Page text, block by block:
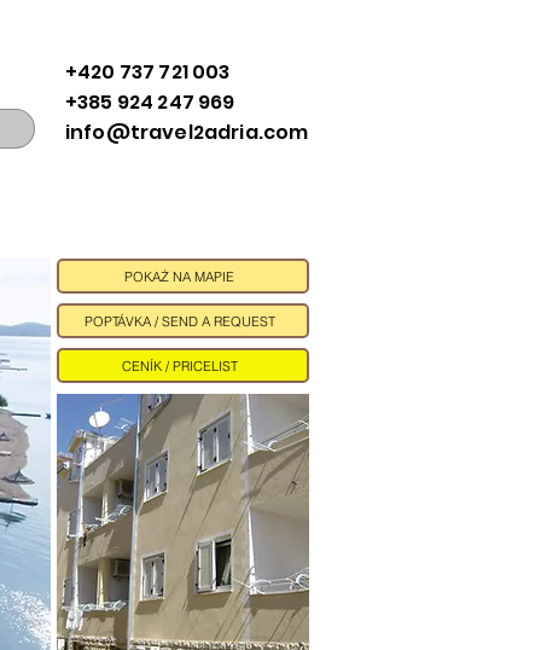
+420 737 721 003
+385 924 247 969
info@travel2adria.com
POKAŻ NA MAPIE
POPTÁVKA / SEND A REQUEST
CENÍK / PRICELIST